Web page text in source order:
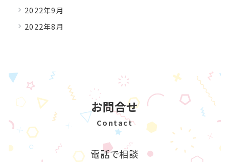
2022年9月
2022年8月
お問合せ
Contact
電話で相談